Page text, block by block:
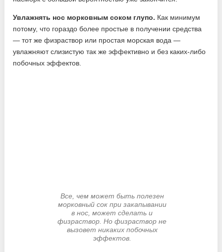
Увлажнять нос морковным соком глупо. Как минимум
потому, что гораздо более простые в получении средства
— тот же физраствор или простая морская вода —
увлажняют слизистую так же эффективно и без каких-либо
побочных эффектов.
Все, чем может быть полезен
морковный сок при закапывании
в нос, может сделать и
физраствор. Но физраствор не
вызовет никаких побочных
эффектов.